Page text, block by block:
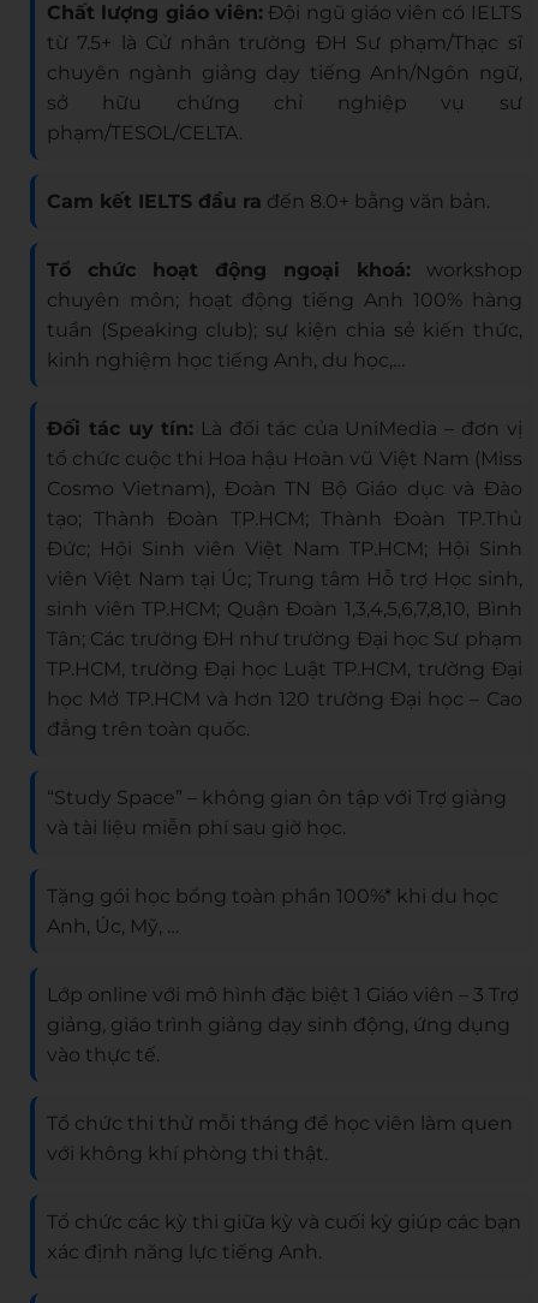
Chất lượng giáo viên:Đội ngũ giáo viên có IELTS
từ 7.5+ là Cử nhân trường ĐH Sư phạm/Thạc sĩ
chuyên ngành giảng dạy tiếng Anh/Ngôn ngữ,
sở hữu chứng chỉ nghiệp vụ sư
phạm/TESOL/CELTA.
Cam kết IELTS đầu ra đến 8.0+ bằng văn bản.
Tổ chức hoạt động ngoại khoá:workshop
chuyên môn; hoạt động tiếng Anh 100% hàng
tuần (Speaking club); sự kiện chia sẻ kiến thức,
kinh nghiệm học tiếng Anh, du học,…
Đối tác uy tín: Là đối tác của UniMedia – đơn vị
tổ chức cuộc thi Hoa hậu Hoàn vũ Việt Nam (Miss
Cosmo Vietnam), Đoàn TN Bộ Giáo dục và Đào
tạo; Thành Đoàn TP.HCM; Thành Đoàn TP.Thủ
Đức; Hội Sinh viên Việt Nam TP.HCM; Hội Sinh
viên Việt Nam tại Úc; Trung tâm Hỗ trợ Học sinh,
sinh viên TP.HCM; Quận Đoàn 1,3,4,5,6,7,8,10, Bình
Tân; Các trường ĐH như trường Đại học Sư phạm
TP.HCM, trường Đại học Luật TP.HCM, trường Đại
học Mở TP.HCM và hơn 120 trường Đại học – Cao
đẳng trên toàn quốc.
“Study Space” – không gian ôn tập với Trợ giảng
và tài liệu miễn phí sau giờ học.
Tặng gói học bổng toàn phần 100%* khi du học
Anh, Úc, Mỹ, …
Lớp online với mô hình đặc biệt 1 Giáo viên – 3 Trợ
giảng, giáo trình giảng dạy sinh động, ứng dụng
vào thực tế.
Tổ chức thi thử mỗi tháng để học viên làm quen
với không khí phòng thi thật.
Tổ chức các kỳ thi giữa kỳ và cuối kỳ giúp các bạn
xác định năng lực tiếng Anh.